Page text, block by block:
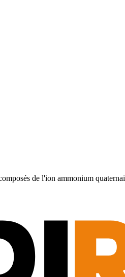
de l'ion ammonium